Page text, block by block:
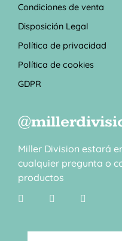
Condiciones de venta
Disposición Legal
Política de privacidad
Política de cookies
GDPR
Miller Division estará
cualquier pregunta o
productos